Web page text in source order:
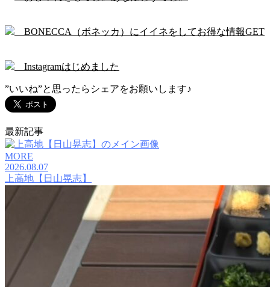
BONECCA（ボネッカ）にイイネをしてお得な情報GET
Instagramはじめました
”いいね”と思ったらシェアをお願いします♪
最新記事
MORE
2026.08.07
上高地【日山晃志】